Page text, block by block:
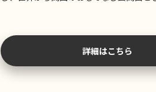
詳細はこちら